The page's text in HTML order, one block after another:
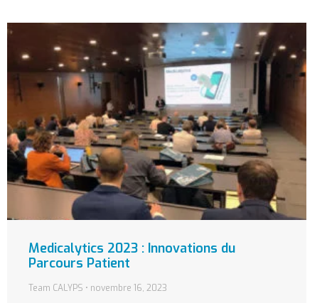
Medicalytics 2023 : Innovations du
Parcours Patient
Team CALYPS novembre 16, 2023